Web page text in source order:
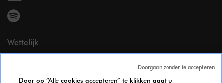
Wettelijk
Wettelijke vermeldingen
Door op “Alle cookies accepteren” te klikken gaat u
Doorgaan zonder te accepteren